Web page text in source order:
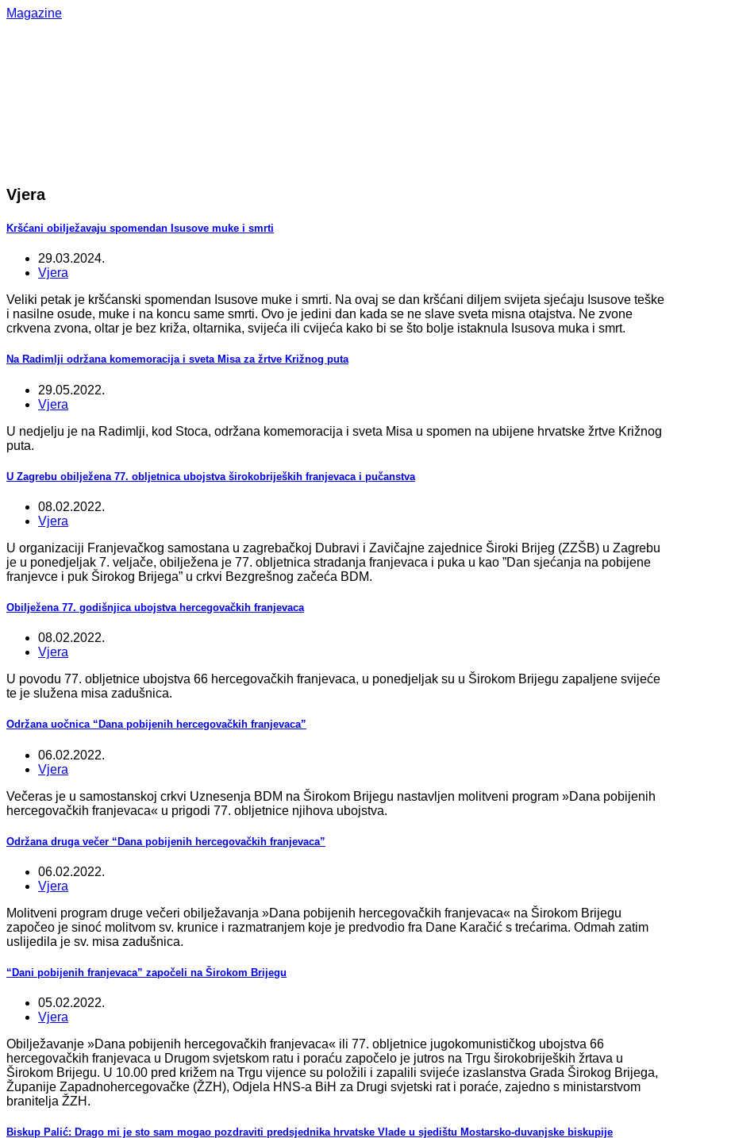
Magazine
Vjera
Kršćani obilježavaju spomendan Isusove muke i smrti
29.03.2024.
Vjera
Veliki petak je kršćanski spomendan Isusove muke i smrti. Na ovaj se dan kršćani diljem svijeta sjećaju Isusove teške
i nasilne osude, muke i na koncu same smrti. Ovo je jedini dan kada se ne slave sveta misna otajstva. Ne zvone
crkvena zvona, oltar je bez križa, oltarnika, svijeća ili cvijeća kako bi se što bolje istaknula Isusova muka i smrt.
Na Radimlji održana komemoracija i sveta Misa za žrtve Križnog puta
29.05.2022.
Vjera
U nedjelju je na Radimlji, kod Stoca, održana komemoracija i sveta Misa u spomen na ubijene hrvatske žrtve Križnog
puta.
U Zagrebu obilježena 77. obljetnica ubojstva širokobrijeških franjevaca i pučanstva
08.02.2022.
Vjera
U organizaciji Franjevačkog samostana u zagrebačkoj Dubravi i Zavičajne zajednice Široki Brijeg (ZZŠB) u Zagrebu
je u ponedjeljak 7. veljače, obilježena je 77. obljetnica stradanja franjevaca i puka u kao ”Dan sjećanja na pobijene
franjevce i puk Širokog Brijega” u crkvi Bezgrešnog začeća BDM.
Obilježena 77. godišnjica ubojstva hercegovačkih franjevaca
08.02.2022.
Vjera
U povodu 77. obljetnice ubojstva 66 hercegovačkih franjevaca, u ponedjeljak su u Širokom Brijegu zapaljene svijeće
te je služena misa zadušnica.
Održana uočnica “Dana pobijenih hercegovačkih franjevaca”
06.02.2022.
Vjera
Večeras je u samostanskoj crkvi Uznesenja BDM na Širokom Brijegu nastavljen molitveni program »Dana pobijenih
hercegovačkih franjevaca« u prigodi 77. obljetnice njihova ubojstva.
Održana druga večer “Dana pobijenih hercegovačkih franjevaca”
06.02.2022.
Vjera
Molitveni program druge večeri obilježavanja »Dana pobijenih hercegovačkih franjevaca« na Širokom Brijegu
započeo je sinoć molitvom sv. krunice i razmatranjem koje je predvodio fra Dane Karačić s trećarima. Odmah zatim
uslijedila je sv. misa zadušnica.
“Dani pobijenih franjevaca” započeli na Širokom Brijegu
05.02.2022.
Vjera
Obilježavanje »Dana pobijenih hercegovačkih franjevaca« ili 77. obljetnice jugokomunističkog ubojstva 66
hercegovačkih franjevaca u Drugom svjetskom ratu i poraću započelo je jutros na Trgu širokobrijeških žrtava u
Širokom Brijegu. U 10.00 pred križem na Trgu vijence su položili i zapalili svijeće izaslanstva Grada Širokog Brijega,
Županije Zapadnohercegovačke (ŽZH), Odjela HNS-a BiH za Drugi svjetski rat i poraće, zajedno s ministarstvom
branitelja ŽZH.
Biskup Palić: Drago mi je sto sam mogao pozdraviti predsjednika hrvatske Vlade u sjedištu Mostarsko-duvanjske biskupije